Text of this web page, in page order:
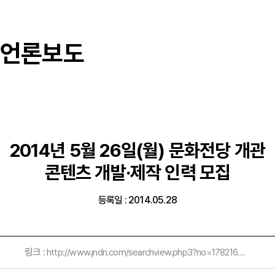
언론보도
2014년 5월 26일(월) 문화전당 개관
콘텐츠 개발·제작 인력 모집
등록일 : 2014.05.28
링크 :http://www.jndn.com/searchview.php3?no=178216&read_temp=20140526§ion=6&search=%EC%95%84%EC%8B%9C%EC%95%84